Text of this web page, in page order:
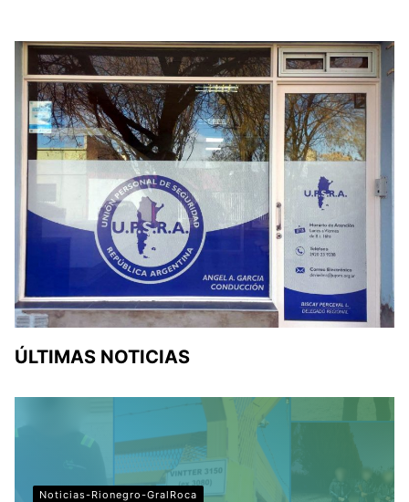
ÚLTIMAS NOTICIAS
Noticias-Rionegro-GralRoca